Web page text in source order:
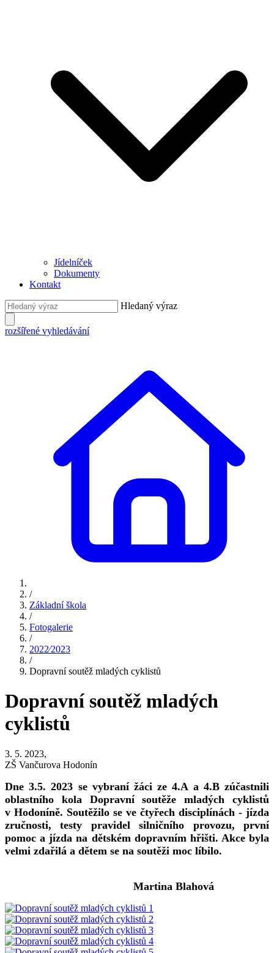
Jídelníček
Dokumenty
Kontakt
Hledaný výraz
rozšířené vyhledávání
/
Základní škola
/
Fotogalerie
/
2022⁄2023
/
Dopravní soutěž mladých cyklistů
Dopravní soutěž mladých
cyklistů
3. 5. 2023,
ZŠ Vančurova Hodonín
Dne 3.5. 2023 se vybraní žáci ze 4.A a 4.B zúčastnili
oblastního kola Dopravní soutěže mladých cyklistů
v Hodoníně. Soutěžilo se ve čtyřech disciplínách - jízda
zručnosti, testy pravidel silničního provozu, první
pomoc a jízda na dětském dopravním hřišti. Akce byla
velmi zdařilá a dětem se na soutěži moc líbilo.
Martina Blahová